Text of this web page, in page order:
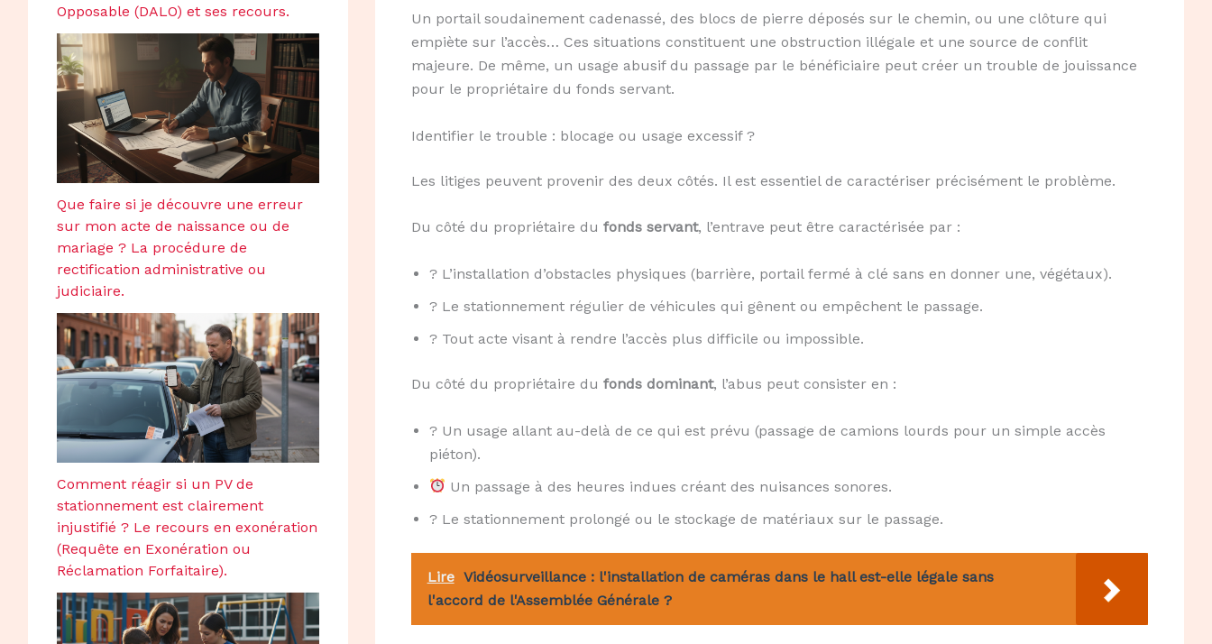
Opposable (DALO) et ses recours.
Que faire si je découvre une erreur
sur mon acte de naissance ou de
mariage ? La procédure de
rectification administrative ou
judiciaire.
Comment réagir si un PV de
stationnement est clairement
injustifié ? Le recours en exonération
(Requête en Exonération ou
Réclamation Forfaitaire).
Un portail soudainement cadenassé, des blocs de pierre déposés sur le chemin, ou une clôture qui
empiète sur l’accès… Ces situations constituent une obstruction illégale et une source de conflit
majeure. De même, un usage abusif du passage par le bénéficiaire peut créer un trouble de jouissance
pour le propriétaire du fonds servant.
Identifier le trouble : blocage ou usage excessif ?
Les litiges peuvent provenir des deux côtés. Il est essentiel de caractériser précisément le problème.
Du côté du propriétaire du fonds servant, l’entrave peut être caractérisée par :
? L’installation d’obstacles physiques (barrière, portail fermé à clé sans en donner une, végétaux).
?️ Le stationnement régulier de véhicules qui gênent ou empêchent le passage.
? Tout acte visant à rendre l’accès plus difficile ou impossible.
Du côté du propriétaire du fonds dominant, l’abus peut consister en :
? Un usage allant au-delà de ce qui est prévu (passage de camions lourds pour un simple accès
piéton).
Un passage à des heures indues créant des nuisances sonores.
?️ Le stationnement prolongé ou le stockage de matériaux sur le passage.
Lire Vidéosurveillance : l'installation de caméras dans le hall est-elle légale sans
l'accord de l'Assemblée Générale ?